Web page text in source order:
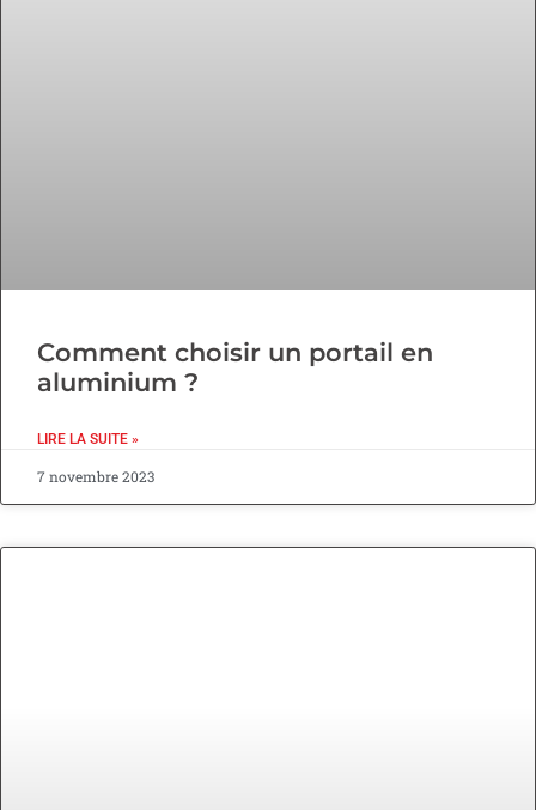
Comment choisir un portail en
aluminium ?
LIRE LA SUITE »
7 novembre 2023